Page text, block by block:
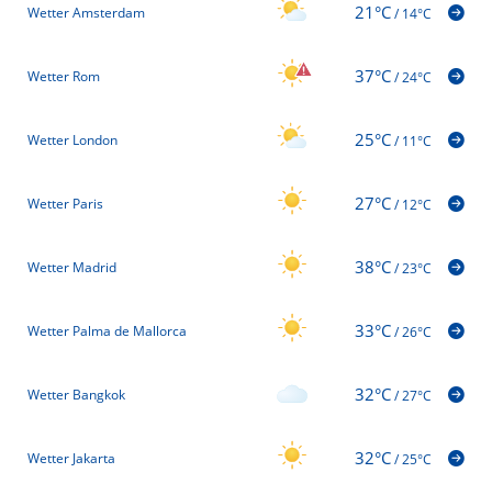
Wetter Amsterdam 21°C/14°C
Wetter Rom 37°C/24°C
Wetter London 25°C/11°C
Wetter Paris 27°C/12°C
Wetter Madrid 38°C/23°C
Wetter Palma de Mallorca 33°C/26°C
Wetter Bangkok 32°C/27°C
Wetter Jakarta 32°C/25°C